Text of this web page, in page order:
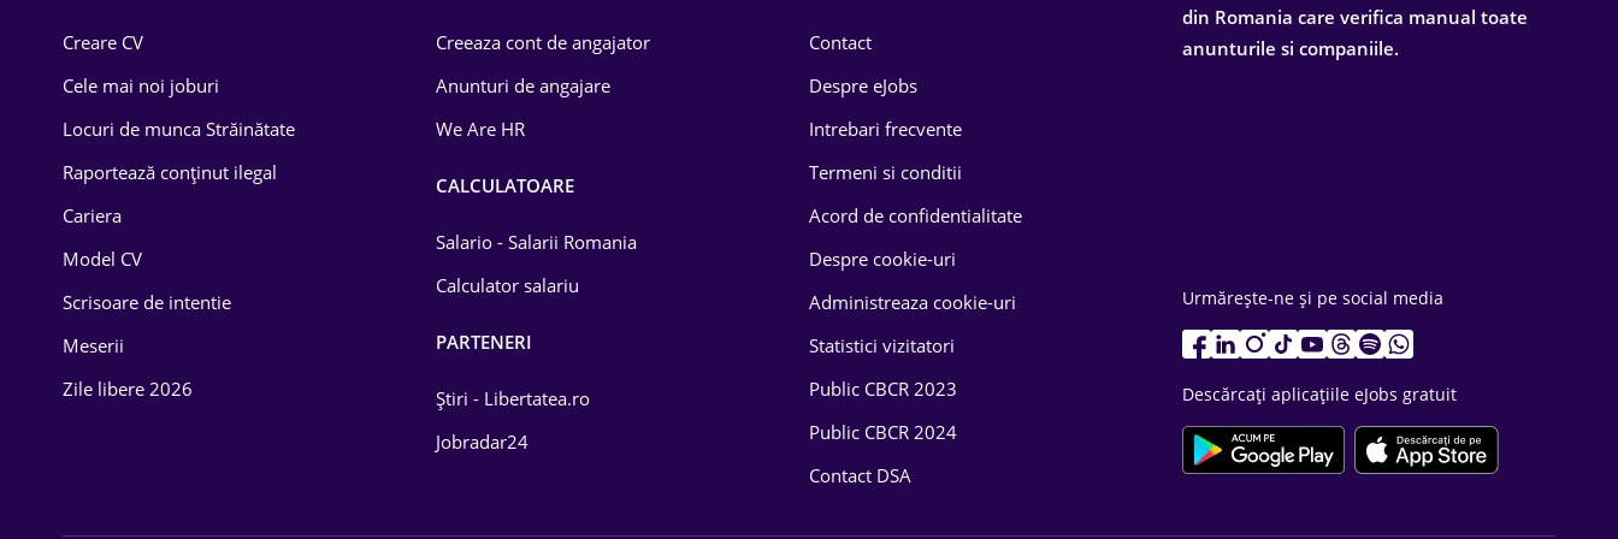
Drept
Educație / Training
Energetică
Farma
Creare CV
Cele mai noi joburi
Locuri de munca Străinătate
Raportează conținut ilegal
Cariera
Model CV
Scrisoare de intentie
Meserii
Zile libere 2026
Creeaza cont de angajator
Anunturi de angajare
We Are HR
CALCULATOARE
Salario - Salarii Romania
Calculator salariu
PARTENERI
Știri - Libertatea.ro
Jobradar24
Contact
Despre eJobs
Intrebari frecvente
Termeni si conditii
Acord de confidentialitate
Despre cookie-uri
Administreaza cookie-uri
Statistici vizitatori
Public CBCR 2023
Public CBCR 2024
Contact DSA
din Romania care verifica manual toate
anunturile si companiile.
Urmărește-ne și pe social media
Descărcați aplicațiile eJobs gratuit